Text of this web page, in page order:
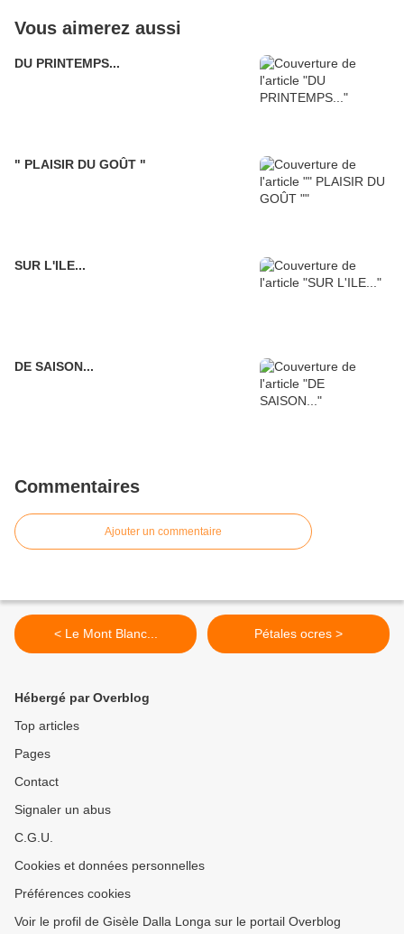
Vous aimerez aussi
DU PRINTEMPS...
" PLAISIR DU GOÛT "
SUR L'ILE...
DE SAISON...
Commentaires
Ajouter un commentaire
< Le Mont Blanc... Pétales ocres >
Hébergé par Overblog
Top articles
Pages
Contact
Signaler un abus
C.G.U.
Cookies et données personnelles
Préférences cookies
Voir le profil de Gisèle Dalla Longa sur le portail Overblog